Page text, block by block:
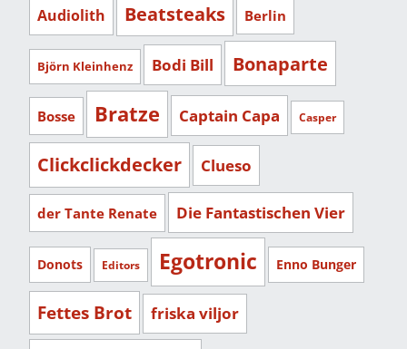
Audiolith Beatsteaks Berlin
Björn Kleinhenz Bodi Bill Bonaparte
Bosse Bratze Captain Capa Casper
Clickclickdecker Clueso
der Tante Renate Die Fantastischen Vier
Donots Editors Egotronic Enno Bunger
Fettes Brot friska viljor